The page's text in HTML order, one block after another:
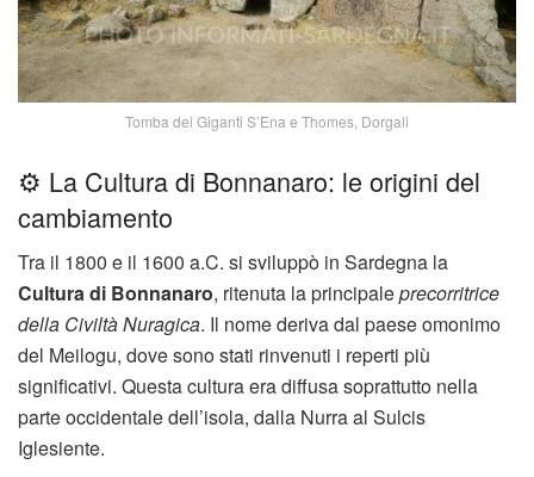
Tomba dei Giganti S’Ena e Thomes, Dorgali
⚙️ La Cultura di Bonnanaro: le origini del
cambiamento
Tra il 1800 e il 1600 a.C. si sviluppò in Sardegna la
Cultura di Bonnanaro, ritenuta la principaleprecorritrice
della Civiltà Nuragica. Il nome deriva dal paese omonimo
del Meilogu, dove sono stati rinvenuti i reperti più
significativi. Questa cultura era diffusa soprattutto nella
parte occidentale dell’isola, dalla Nurra al Sulcis
Iglesiente.